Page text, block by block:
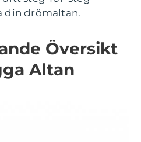
din drömaltan.
Översikt
Altan